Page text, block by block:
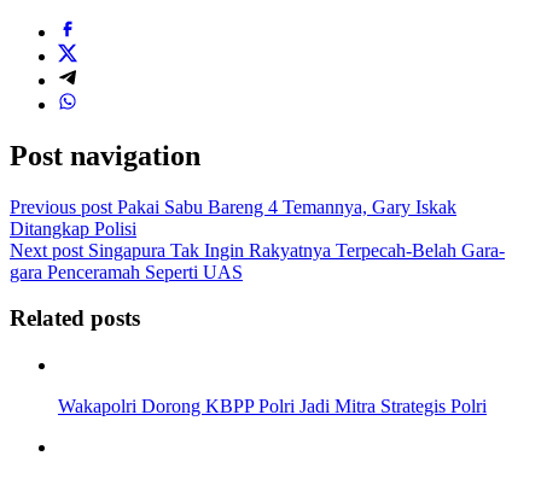
Post navigation
Previous post Pakai Sabu Bareng 4 Temannya, Gary Iskak
Ditangkap Polisi
Next post Singapura Tak Ingin Rakyatnya Terpecah-Belah Gara-
gara Penceramah Seperti UAS
Related posts
Wakapolri Dorong KBPP Polri Jadi Mitra Strategis Polri